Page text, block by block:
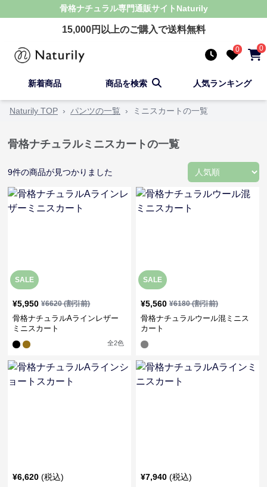
骨格ナチュラル専門通販サイト Naturily
15,000円以上のご購入で送料無料
0 0
新着商品 商品を検索 人気ランキング
Naturily TOP › パンツの一覧 › ミニスカートの一覧
骨格ナチュラルミニスカートの一覧
9件の商品が見つかりました
SALE
¥5,950 ¥6620(割引前)
骨格ナチュラルAラインレザー
ミニスカート
全2色
SALE
¥5,560 ¥6180(割引前)
骨格ナチュラルウール混ミニス
カート
¥6,620 (税込)
¥7,940 (税込)